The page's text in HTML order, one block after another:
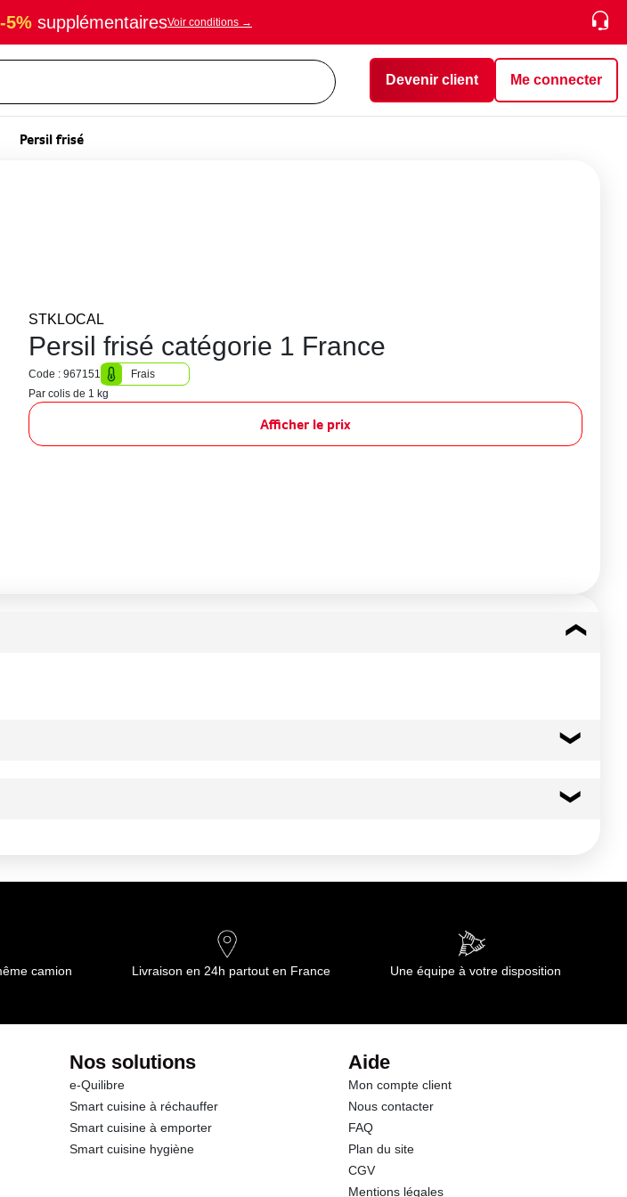
-5% supplémentairesVoir conditions →
Devenir client Me connecter
Persil frisé
STKLOCAL
Persil frisé catégorie 1 France
Code : 967151
Frais
Par colis de 1 kg
Afficher le prix
213 kj
0.07 g
camion Livraison en 24h partout en France Une équipe à votre disposition
Nos solutions
e-Quilibre
Smart cuisine à réchauffer
Smart cuisine à emporter
Smart cuisine hygiène
Aide
Mon compte client
Nous contacter
FAQ
Plan du site
CGV
Mentions légales